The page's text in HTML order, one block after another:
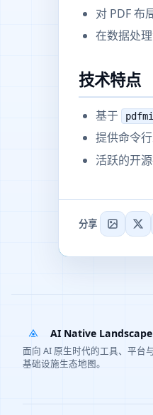
对 PDF 布
在数据处
技术特点
基于
提供命令
活跃的开
分享
AI Native Landscape
面向 AI 原生时代的工具、平台
基础设施生态地图。